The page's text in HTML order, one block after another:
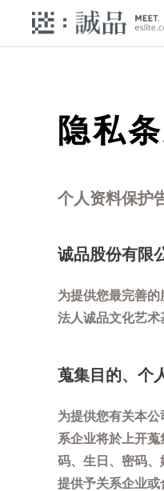
隐私
个人资料保护
诚品股份有限
为提供您最完善
法人诚品文化艺术
蒐集目的、个
为提供您有关本
系企业将於上开
码、生日、密码
提供予关系企业或